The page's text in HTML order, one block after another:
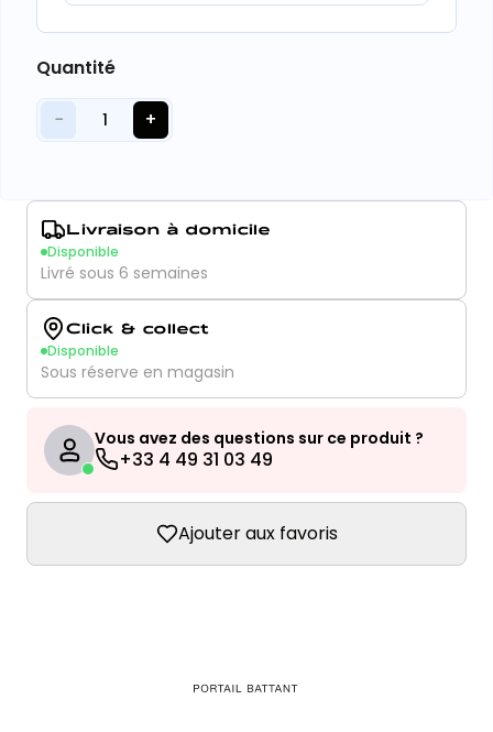
Quantité
− 1 +
Livraison à domicile
Disponible
Livré sous 6 semaines
Click & collect
Disponible
Sous réserve en magasin
Vous avez des questions sur ce produit ?
+33 4 49 31 03 49
Ajouter aux favoris